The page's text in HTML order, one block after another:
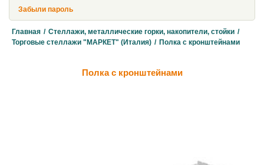
Забыли пароль
Главная / Стеллажи, металлические горки, накопители, стойки /
Торговые стеллажи "МАРКЕТ" (Италия) / Полка с кронштейнами
Полка с кронштейнами